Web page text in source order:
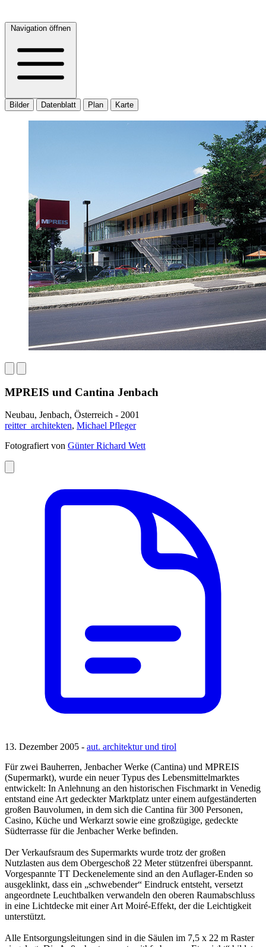
Navigation öffnen
Bilder Datenblatt Plan Karte
MPREIS und Cantina Jenbach
Neubau, Jenbach, Österreich - 2001
reitter_architekten, Michael Pfleger
Fotografiert von Günter Richard Wett
13. Dezember 2005 - aut. architektur und tirol
Für zwei Bauherren, Jenbacher Werke (Cantina) und MPREIS
(Supermarkt), wurde ein neuer Typus des Lebensmittelmarktes
entwickelt: In Anlehnung an den historischen Fischmarkt in Venedig
entstand eine Art gedeckter Marktplatz unter einem aufgeständerten
großen Bauvolumen, in dem sich die Cantina für 300 Personen,
Casino, Küche und Werkarzt sowie eine großzügige, gedeckte
Südterrasse für die Jenbacher Werke befinden.
Der Verkaufsraum des Supermarkts wurde trotz der großen
Nutzlasten aus dem Obergeschoß 22 Meter stützenfrei überspannt.
Vorgespannte TT Deckenelemente sind an den Auflager-Enden so
ausgeklinkt, dass ein „schwebender“ Eindruck entsteht, versetzt
angeordnete Leuchtbalken verwandeln den oberen Raumabschluss
in eine Lichtdecke mit einer Art Moiré-Effekt, der die Leichtigkeit
unterstützt.
Alle Entsorgungsleitungen sind in die Säulen im 7,5 x 22 m Raster